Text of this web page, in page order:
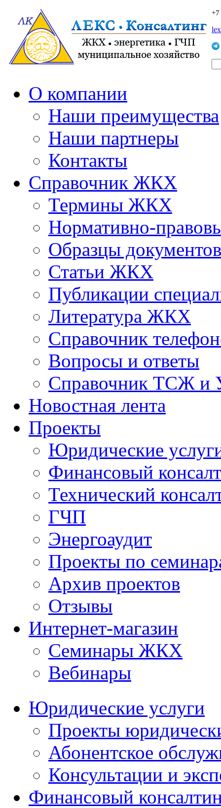
О компании
Наши преимущества
Наши партнеры
Контакты
Справочник ЖКХ
Термины ЖКХ
Нормативно-
Образцы документов
Статьи ЖКХ
Публикации
Литература ЖКХ
Справочник
Вопросы и ответы
Справочник ТСЖ и
Новостная лента
Проекты
Юридические
Финансовый
Технический
ГЧП
Энергоаудит
Проекты по
Архив проектов
Отзывы
Интернет-магазин
Семинары ЖКХ
Вебинары
Юридические услуги
Проекты
Абонентское
Консультации и
Финансовый